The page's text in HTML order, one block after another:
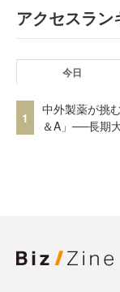
アクセスラン
今日
1
中外製薬が挑
＆A」──長期